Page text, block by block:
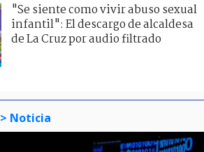
"Se siente como vivir abuso sexual
infantil": El descargo de alcaldesa
de La Cruz por audio filtrado
> Noticia